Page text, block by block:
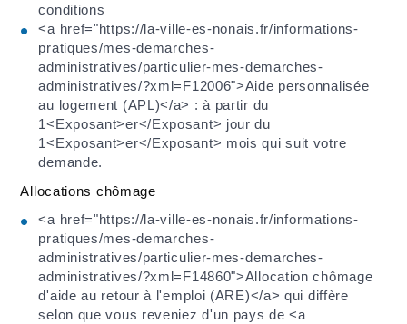
conditions
<a href="https://la-ville-es-nonais.fr/informations-
pratiques/mes-demarches-
administratives/particulier-mes-demarches-
administratives/?xml=F12006">Aide personnalisée
au logement (APL)</a> : à partir du
1<Exposant>er</Exposant> jour du
1<Exposant>er</Exposant> mois qui suit votre
demande.
Allocations chômage
<a href="https://la-ville-es-nonais.fr/informations-
pratiques/mes-demarches-
administratives/particulier-mes-demarches-
administratives/?xml=F14860">Allocation chômage
d'aide au retour à l'emploi (ARE)</a> qui diffère
selon que vous reveniez d'un pays de <a